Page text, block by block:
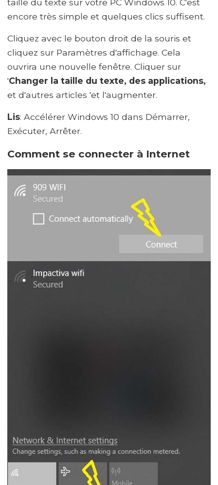
encore très simple et quelques clics suffisent.
Cliquez avec le bouton droit de la souris et
cliquez sur Paramètres d'affichage. Cela
ouvrira une nouvelle fenêtre. Cliquer sur
'Changer la taille du texte, des applications,
et d'autres articles 'et l'augmenter.
Lis: Accélérer Windows 10 dans Démarrer,
Exécuter, Arrêter.
Comment se connecter à Internet